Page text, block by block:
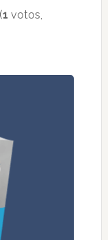
1 votos,